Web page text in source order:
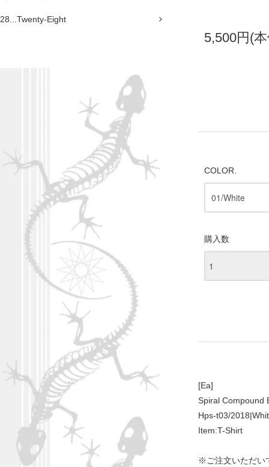
28...Twenty-Eight
5,500円(
COLOR.
購入数
[Ea]
Spiral Compound
Hps-t03/
Item:T-Shirt
※ご注文いただい